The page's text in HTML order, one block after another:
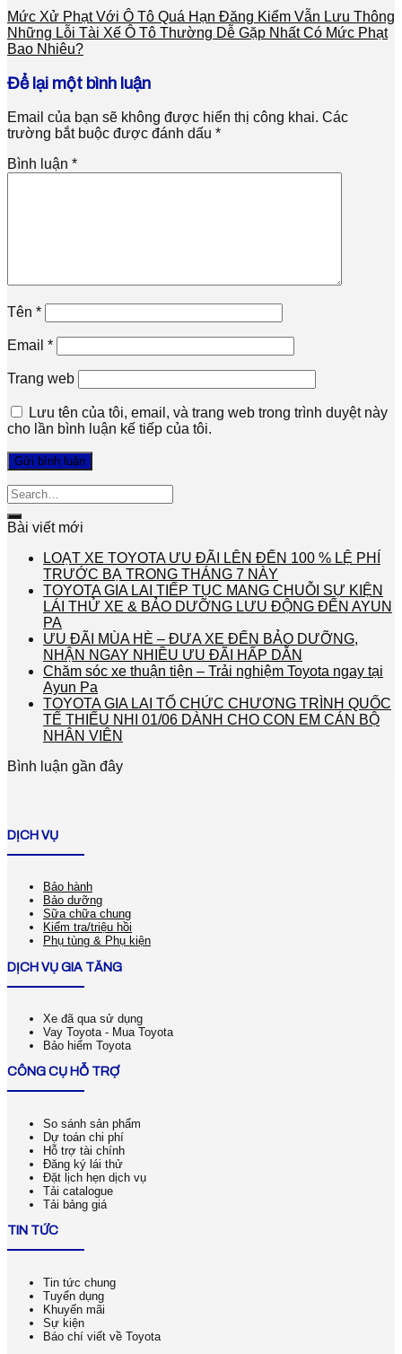
Mức Xử Phạt Với Ô Tô Quá Hạn Đăng Kiểm Vẫn Lưu Thông
Những Lỗi Tài Xế Ô Tô Thường Dễ Gặp Nhất Có Mức Phạt
Bao Nhiêu?
Để lại một bình luận
Email của bạn sẽ không được hiển thị công khai. Các
trường bắt buộc được đánh dấu *
Bình luận *
Tên *
Email *
Trang web
Lưu tên của tôi, email, và trang web trong trình duyệt này
cho lần bình luận kế tiếp của tôi.
Bài viết mới
LOẠT XE TOYOTA ƯU ĐÃI LÊN ĐẾN 100 % LỆ PHÍ
TRƯỚC BẠ TRONG THÁNG 7 NÀY
TOYOTA GIA LAI TIẾP TỤC MANG CHUỖI SỰ KIỆN
LÁI THỬ XE & BẢO DƯỠNG LƯU ĐỘNG ĐẾN AYUN
PA
ƯU ĐÃI MÙA HÈ – ĐƯA XE ĐẾN BẢO DƯỠNG,
NHẬN NGAY NHIỀU ƯU ĐÃI HẤP DẪN
Chăm sóc xe thuận tiện – Trải nghiệm Toyota ngay tại
Ayun Pa
TOYOTA GIA LAI TỔ CHỨC CHƯƠNG TRÌNH QUỐC
TẾ THIẾU NHI 01/06 DÀNH CHO CON EM CÁN BỘ
NHÂN VIÊN
Bình luận gần đây
DỊCH VỤ
Bảo hành
Bảo dưỡng
Sữa chữa chung
Kiểm tra/triệu hồi
Phụ tùng & Phụ kiện
DỊCH VỤ GIA TĂNG
Xe đã qua sử dụng
Vay Toyota - Mua Toyota
Bảo hiểm Toyota
CÔNG CỤ HỖ TRỢ
So sánh sản phẩm
Dự toán chi phí
Hỗ trợ tài chính
Đăng ký lái thử
Đặt lịch hẹn dịch vụ
Tải catalogue
Tải bảng giá
TIN TỨC
Tin tức chung
Tuyển dụng
Khuyến mãi
Sự kiện
Báo chí viết về Toyota